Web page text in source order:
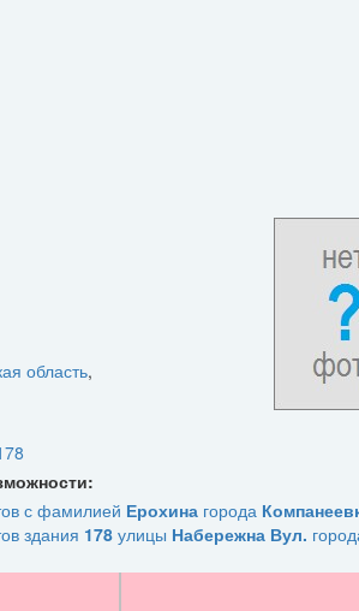
область,
с фамилией Ерохина города
здания 178 улицы Набережна Вул.